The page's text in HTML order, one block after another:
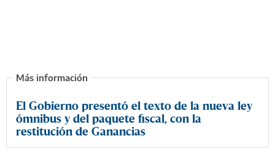
El Gobierno presentó el texto de la nueva ley
ómnibus y del paquete fiscal, con la
restitución de Ganancias